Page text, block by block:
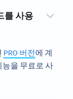
를 사용
PRO 버전에 계
능을 무료로 사